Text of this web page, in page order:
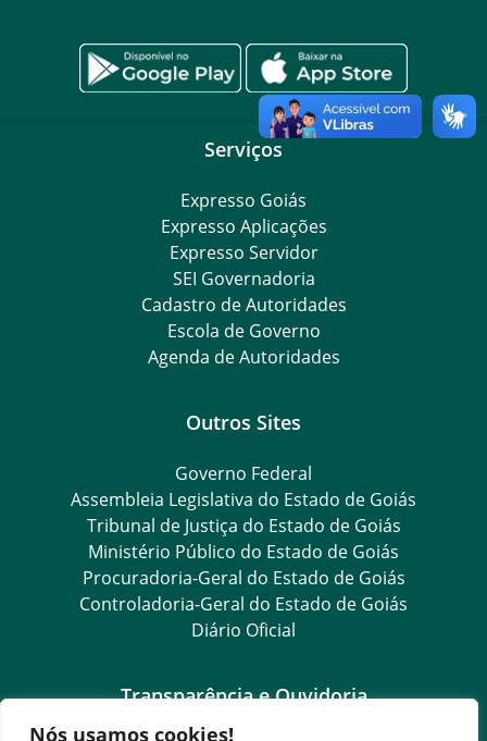
Nós usamos cookies!
Serviços
Expresso Goiás
Expresso Aplicações
Expresso Servidor
SEI Governadoria
Cadastro de Autoridades
Escola de Governo
Agenda de Autoridades
Outros Sites
Governo Federal
Assembleia Legislativa do Estado de Goiás
Tribunal de Justiça do Estado de Goiás
Ministério Público do Estado de Goiás
Procuradoria-Geral do Estado de Goiás
Controladoria-Geral do Estado de Goiás
Diário Oficial
Transparência e Ouvidoria